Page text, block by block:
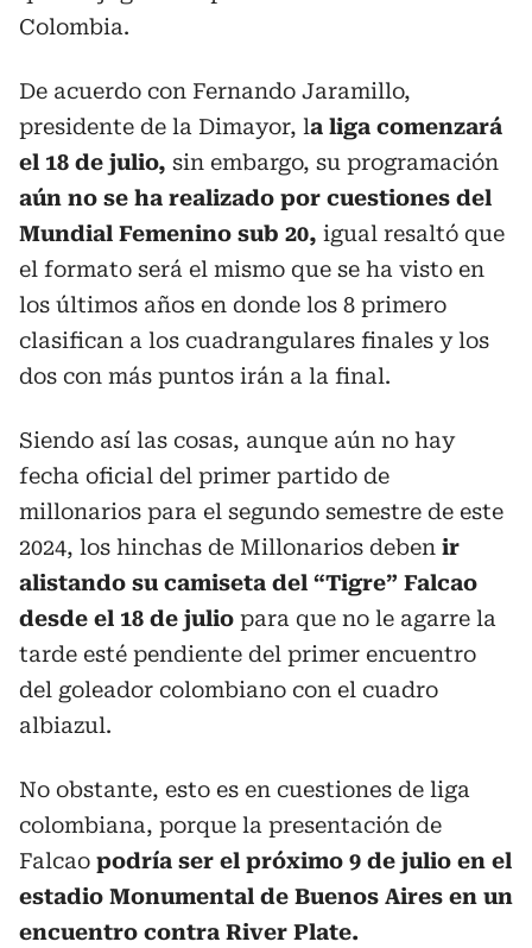
Colombia.
De acuerdo con Fernando Jaramillo,
presidente de la Dimayor, la liga comenzará
el 18 de julio, sin embargo, su programación
aún no se ha realizado por cuestiones del
Mundial Femenino sub 20, igual resaltó que
el formato será el mismo que se ha visto en
los últimos años en donde los 8 primero
clasifican a los cuadrangulares finales y los
dos con más puntos irán a la final.
Siendo así las cosas, aunque aún no hay
fecha oficial del primer partido de
millonarios para el segundo semestre de este
2024, los hinchas de Millonarios deben ir
alistando su camiseta del “Tigre” Falcao
desde el 18 de julio para que no le agarre la
tarde esté pendiente del primer encuentro
del goleador colombiano con el cuadro
albiazul.
No obstante, esto es en cuestiones de liga
colombiana, porque la presentación de
Falcao podría ser el próximo 9 de julio en el
estadio Monumental de Buenos Aires en un
encuentro contra River Plate.